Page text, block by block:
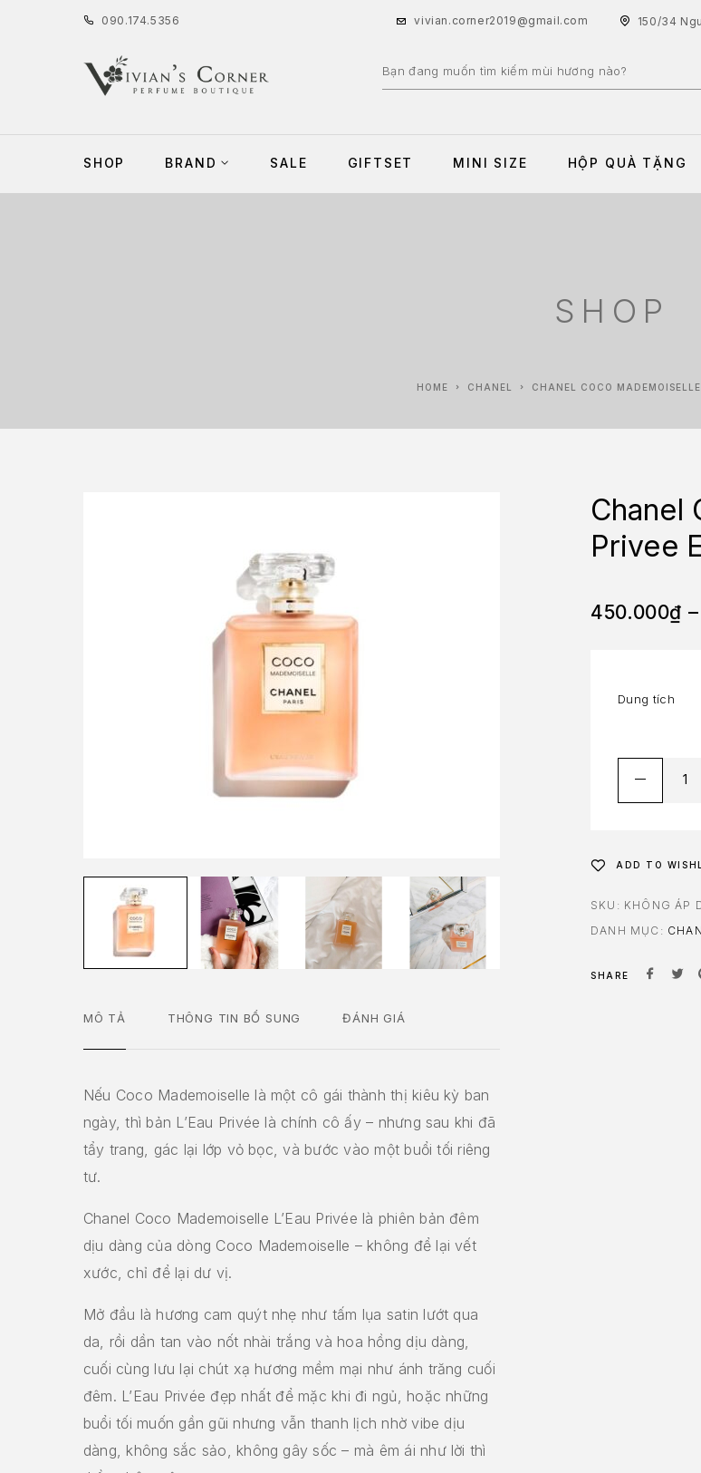
090 .174.5356 vivian.corner2019@gmail.com 150/34
SHOP BRAND SALE GIFTSET MINI SIZE HỘP QUÀ TẶNG
SHOP
HOME CHANEL CHANEL COCO
MÔ TẢ THÔNG TIN BỔ SUNG ĐÁNH GIÁ
Nếu Coco Mademoiselle là một cô gái thành thị kiêu kỳ ban
ngày, thì bản L’Eau Privée là chính cô ấy – nhưng sau khi đã
tẩy trang, gác lại lớp vỏ bọc, và bước vào một buổi tối riêng
tư.
Chanel Coco Mademoiselle L’Eau Privée là phiên bản đêm
dịu dàng của dòng Coco Mademoiselle – không để lại vết
xước, chỉ để lại dư vị.
Mở đầu là hương cam quýt nhẹ như tấm lụa satin lướt qua
da, rồi dần tan vào nốt nhài trắng và hoa hồng dịu dàng,
cuối cùng lưu lại chút xạ hương mềm mại như ánh trăng cuối
đêm. L’Eau Privée đẹp nhất để mặc khi đi ngủ, hoặc những
buổi tối muốn gần gũi nhưng vẫn thanh lịch nhờ vibe dịu
dàng, không sắc sảo, không gây sốc – mà êm ái như lời thì
Chanel
Privee
450.000₫ –
Dung tích
ADD TO
SKU: KHÔNG ÁP
DANH MỤC:
SHARE